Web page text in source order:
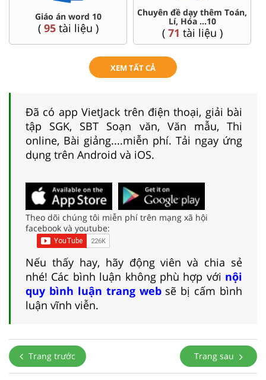
Giáo án word 10
( 95tài liệu )
Chuyên đề dạy thêm Toán,
Lí, Hóa ...10
( 71 tài liệu )
XEM TẤT CẢ
Đã có app VietJack trên điện thoại, giải bài
tập SGK, SBT Soạn văn, Văn mẫu, Thi
online, Bài giảng....miễn phí. Tải ngay ứng
dụng trên Android và iOS.
Theo dõi chúng tôi miễn phí trên mạng xã hội
facebook và youtube:
Nếu thấy hay, hãy động viên và chia sẻ
nhé! Các bình luận không phù hợp với nội
quy bình luận trang websẽ bị cấm bình
luận vĩnh viễn.
Trang trước Trang sau